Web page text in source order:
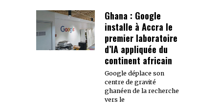
Ghana : Google
installe à Accra le
premier laboratoire
d’IA appliquée du
continent africain
Google déplace son
centre de gravité
ghanéen de la recherche
vers le